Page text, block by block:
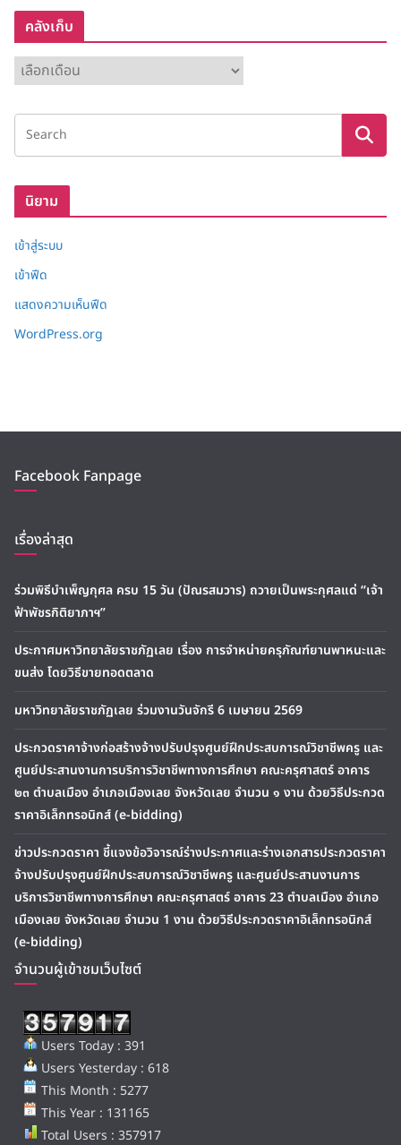
คลังเก็บ
ลั
ง
ก็
นิยาม
เข้าสู่ระบบ
เข้าฟีด
แสดงความเห็นฟีด
WordPress.org
Facebook Fanpage
เรื่องล่าสุด
ร่วมพิธีบำเพ็ญกุศล ครบ 15 วัน (ปัณรสมวาร) ถวายเป็นพระกุศลแด่ “เจ้า
ฟ้าพัชรกิติยาภาฯ”
ประกาศมหาวิทยาลัยราชภัฏเลย เรื่อง การจำหน่ายครุภัณฑ์ยานพาหนะและ
ขนส่ง โดยวิธีขายทอดตลาด
มหาวิทยาลัยราชภัฏเลย ร่วมงานวันจักรี 6 เมษายน 2569
ประกวดราคาจ้างก่อสร้างจ้างปรับปรุงศูนย์ฝึกประสบการณ์วิชาชีพครู และ
ศูนย์ประสานงานการบริการวิชาชีพทางการศึกษา คณะครุศาสตร์ อาคาร
๒๓ ตำบลเมือง อำเภอเมืองเลย จังหวัดเลย จำนวน ๑ งาน ด้วยวิธีประกวด
ราคาอิเล็กทรอนิกส์ (e-bidding)
ข่าวประกวดราคา ชี้แจงข้อวิจารณ์ร่างประกาศและร่างเอกสารประกวดราคา
จ้างปรับปรุงศูนย์ฝึกประสบการณ์วิชาชีพครู และศูนย์ประสานงานการ
บริการวิชาชีพทางการศึกษา คณะครุศาสตร์ อาคาร 23 ตำบลเมือง อำเภอ
เมืองเลย จังหวัดเลย จำนวน 1 งาน ด้วยวิธีประกวดราคาอิเล็กทรอนิกส์
(e-bidding)
จำนวนผู้เข้าชมเว็บไซต์
Users Today : 391
Users Yesterday : 618
This Month : 5277
This Year : 131165
Total Users : 357917